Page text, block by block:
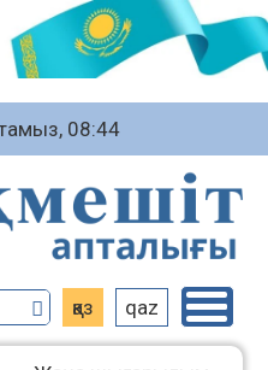
08:44
қаз qaz